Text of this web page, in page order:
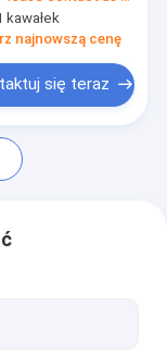
kawałek
najnowszą cenę
się teraz